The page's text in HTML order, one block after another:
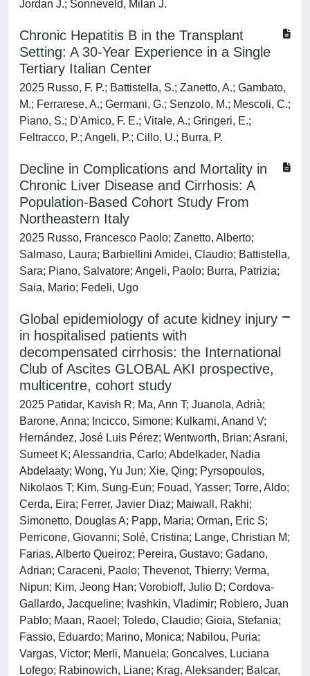
Jordan J.; Sonneveld, Milan J.
Chronic Hepatitis B in the Transplant
Setting: A 30-Year Experience in a Single
Tertiary Italian Center
2025 Russo, F. P.; Battistella, S.; Zanetto, A.; Gambato,
M.; Ferrarese, A.; Germani, G.; Senzolo, M.; Mescoli, C.;
Piano, S.; D'Amico, F. E.; Vitale, A.; Gringeri, E.;
Feltracco, P.; Angeli, P.; Cillo, U.; Burra, P.
Decline in Complications and Mortality in
Chronic Liver Disease and Cirrhosis: A
Population‐Based Cohort Study From
Northeastern Italy
2025 Russo, Francesco Paolo; Zanetto, Alberto;
Salmaso, Laura; Barbiellini Amidei, Claudio; Battistella,
Sara; Piano, Salvatore; Angeli, Paolo; Burra, Patrizia;
Saia, Mario; Fedeli, Ugo
Global epidemiology of acute kidney injury
in hospitalised patients with
decompensated cirrhosis: the International
Club of Ascites GLOBAL AKI prospective,
multicentre, cohort study
2025 Patidar, Kavish R; Ma, Ann T; Juanola, Adrià;
Barone, Anna; Incicco, Simone; Kulkarni, Anand V;
Hernández, José Luis Pérez; Wentworth, Brian; Asrani,
Sumeet K; Alessandria, Carlo; Abdelkader, Nadia
Abdelaaty; Wong, Yu Jun; Xie, Qing; Pyrsopoulos,
Nikolaos T; Kim, Sung-Eun; Fouad, Yasser; Torre, Aldo;
Cerda, Eira; Ferrer, Javier Diaz; Maiwall, Rakhi;
Simonetto, Douglas A; Papp, Maria; Orman, Eric S;
Perricone, Giovanni; Solé, Cristina; Lange, Christian M;
Farias, Alberto Queiroz; Pereira, Gustavo; Gadano,
Adrian; Caraceni, Paolo; Thevenot, Thierry; Verma,
Nipun; Kim, Jeong Han; Vorobioff, Julio D; Cordova-
Gallardo, Jacqueline; Ivashkin, Vladimir; Roblero, Juan
Pablo; Maan, Raoel; Toledo, Claudio; Gioia, Stefania;
Fassio, Eduardo; Marino, Monica; Nabilou, Puria;
Vargas, Victor; Merli, Manuela; Goncalves, Luciana
Lofego; Rabinowich, Liane; Krag, Aleksander; Balcar,